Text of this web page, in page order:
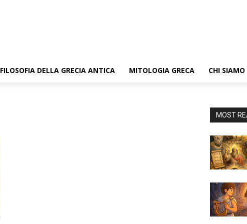
FILOSOFIA DELLA GRECIA ANTICA MITOLOGIA GRECA CHI SIAMO
MOST